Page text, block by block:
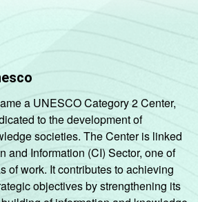
a UNESCO Category 2 Center,
to the development of
societies. The Center is linked
and Information (CI) Sector, one of
of work. It contributes to achieving
objectives by strengthening its